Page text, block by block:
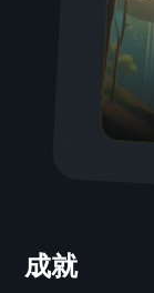
成就